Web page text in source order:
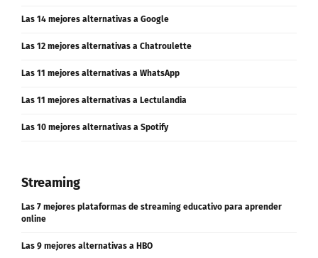
Las 14 mejores alternativas a Google
Las 12 mejores alternativas a Chatroulette
Las 11 mejores alternativas a WhatsApp
Las 11 mejores alternativas a Lectulandia
Las 10 mejores alternativas a Spotify
Streaming
Las 7 mejores plataformas de streaming educativo para aprender
online
Las 9 mejores alternativas a HBO